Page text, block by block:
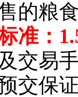
的粮
准：
交易
交保